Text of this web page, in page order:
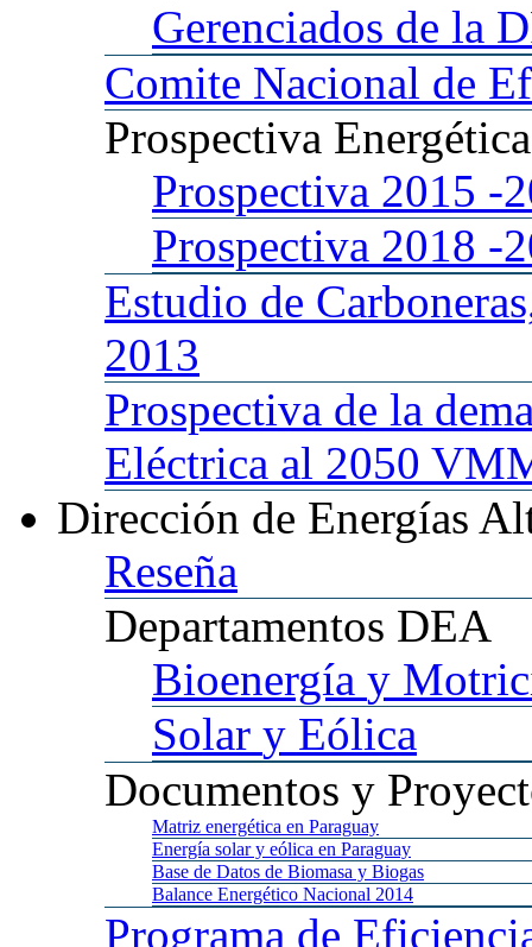
Gerenciados de la
Comite Nacional de
Prospectiva
Prospectiva 2015 -
Prospectiva 2018 -
Estudio de
2013
Prospectiva de la
Eléctrica al 2050
Dirección de Energías
Reseña
Departamentos DEA
Bioenergía y
Solar y Eólica
Documentos y
Matriz energética en Paraguay
Energía solar y eólica en Paraguay
Base de Datos de Biomasa y Biogas
Balance Energético Nacional 2014
Programa de